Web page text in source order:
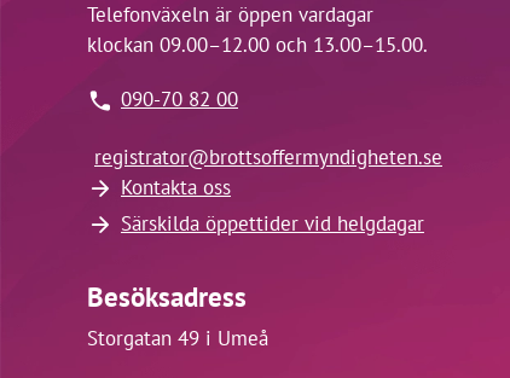
Telefonväxeln är öppen vardagar
klockan 09.00–12.00 och 13.00–15.00.
090-70 82 00
registrator@brottsoffermyndigheten.se
Kontakta oss
Särskilda öppettider vid helgdagar
Besöksadress
Storgatan 49 i Umeå